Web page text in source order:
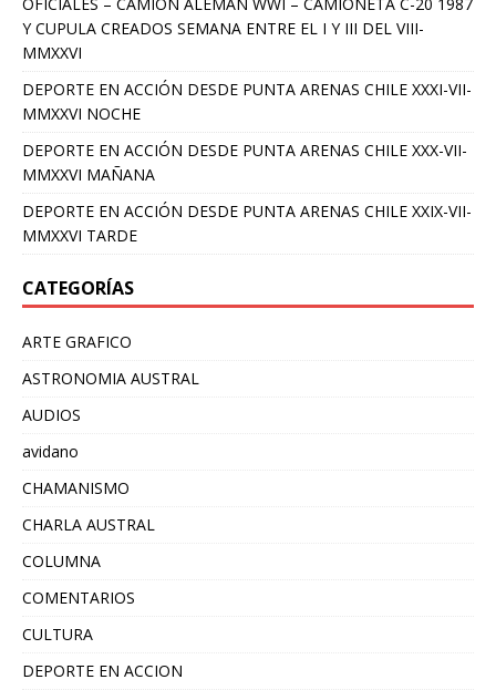
Y CUPULA CREADOS SEMANA ENTRE EL I Y III DEL VIII-
MMXXVI
DEPORTE EN ACCIÓN DESDE PUNTA ARENAS CHILE XXXI-VII-
MMXXVI NOCHE
DEPORTE EN ACCIÓN DESDE PUNTA ARENAS CHILE XXX-VII-
MMXXVI MAÑANA
DEPORTE EN ACCIÓN DESDE PUNTA ARENAS CHILE XXIX-VII-
MMXXVI TARDE
CATEGORÍAS
ARTE GRAFICO
ASTRONOMIA AUSTRAL
AUDIOS
avidano
CHAMANISMO
CHARLA AUSTRAL
COLUMNA
COMENTARIOS
CULTURA
DEPORTE EN ACCION